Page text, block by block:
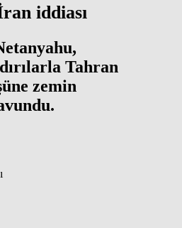
iddiası
Tahran
zemin